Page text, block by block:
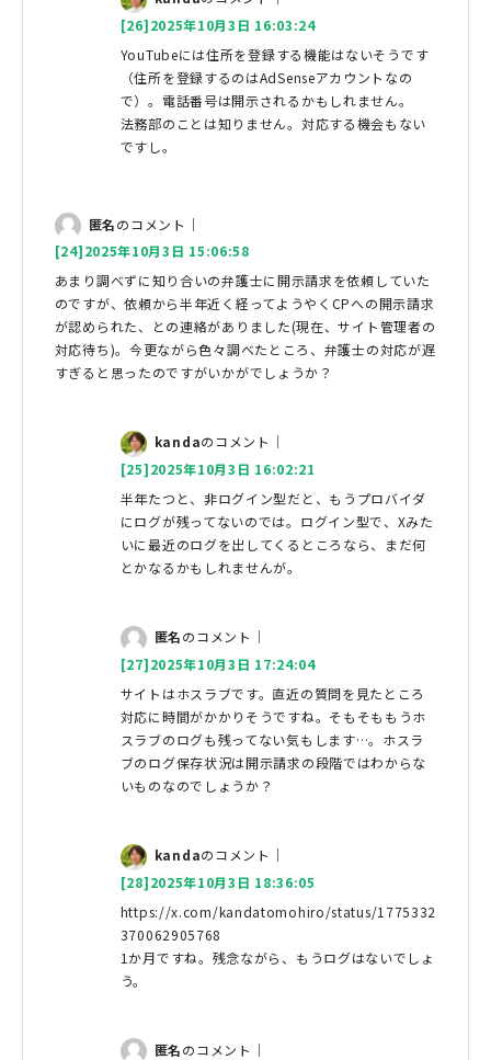
[26]2025年10月3日 16:03:24
YouTubeには住所を登録する機能はないそうです
（住所を登録するのはAdSenseアカウントなの
で）。電話番号は開示されるかもしれません。
法務部のことは知りません。対応する機会もない
ですし。
匿名のコメント｜
[24]2025年10月3日 15:06:58
あまり調べずに知り合いの弁護士に開示請求を依頼していた
のですが、依頼から半年近く経ってようやくCPへの開示請求
が認められた、との連絡がありました(現在、サイト管理者の
対応待ち)。今更ながら色々調べたところ、弁護士の対応が遅
すぎると思ったのですがいかがでしょうか？
kandaのコメント｜
[25]2025年10月3日 16:02:21
半年たつと、非ログイン型だと、もうプロバイダ
にログが残ってないのでは。ログイン型で、Xみた
いに最近のログを出してくるところなら、まだ何
とかなるかもしれませんが。
匿名のコメント｜
[27]2025年10月3日 17:24:04
サイトはホスラブです。直近の質問を見たところ
対応に時間がかかりそうですね。そもそももうホ
スラブのログも残ってない気もします…。ホスラ
ブのログ保存状況は開示請求の段階ではわからな
いものなのでしょうか？
kandaのコメント｜
[28]2025年10月3日 18:36:05
https://x.com/kandatomohiro/status/1775332
370062905768
1か月ですね。残念ながら、もうログはないでしょ
う。
匿名のコメント｜